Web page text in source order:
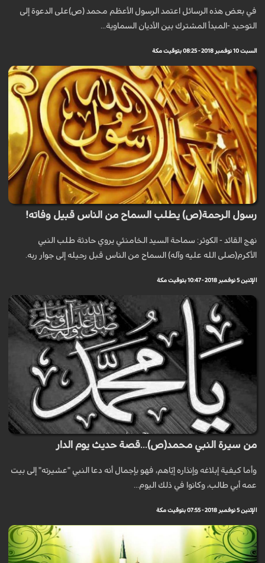
في بعض هذه الرسائل اعتمد الرسول الأعظم محمد (ص)على الدعوة إلى
التوحيد -المبدأ المشترك بين الأديان السماوية...
السبت 10 نوفمبر 2018 - 08:25 بتوقيت مكة
رسول الرحمة(ص) يطلب السماح من الناس قبيل وفاته!
نهج القائد - الكوثر: سماحة السيد الخامنئي يروي حادثة طلب النبي
الأكرم(صلى الله عليه وآله) السماح من الناس قبل رحيله إلى جوار ربه.
الإثنين 5 نوفمبر 2018 - 10:47 بتوقيت مكة
من سيرة النبي محمد(ص)...قصة حديث يوم الدار
وأما كيفية إبلاغه وإنذاره إيّاهم، فهو بإجمال أنه دعا النبي "عشيرته" إلى بيت
عمه أبي طالب، وكانوا في ذلك اليوم...
الإثنين 5 نوفمبر 2018 - 07:55 بتوقيت مكة